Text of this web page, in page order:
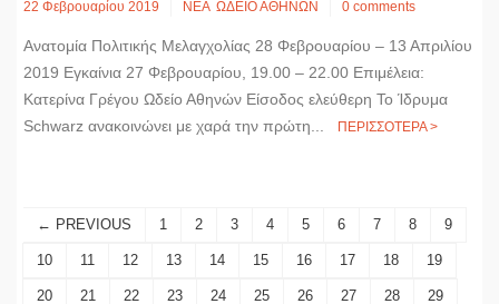
22 Φεβρουαρίου 2019 ΝΕΑ ΩΔΕΙΟ ΑΘΗΝΩΝ 0 comments
Ανατομία Πολιτικής Μελαγχολίας 28 Φεβρουαρίου – 13 Απριλίου
2019 Εγκαίνια 27 Φεβρουαρίου, 19.00 – 22.00 Επιμέλεια:
Κατερίνα Γρέγου Ωδείο Αθηνών Είσοδος ελεύθερη Το Ίδρυμα
Schwarz ανακοινώνει με χαρά την πρώτη...
ΠΕΡΙΣΣΟΤΕΡΑ >
← PREVIOUS 1 2 3 4 5 6 7 8 9
10 11 12 13 14 15 16 17 18 19
20 21 22 23 24 25 26 27 28 29